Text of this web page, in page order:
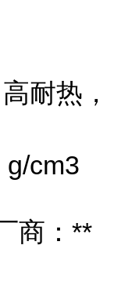
耐热，
g/cm3
商：**